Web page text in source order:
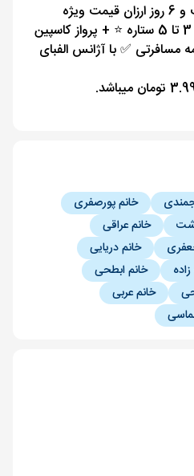
تور ارمنستان از تهران 5 شب و 6 روز ارزان قیمت ویژه
تابستان+ بهترین هتل های 3 تا 5 ستاره ⭐️ + پرواز کاسپین
مسافرتی ✅ با آژانس الفبای
خانم پورصفری
خانم عراقی
خانم دریایی
خانم ابطحی
خانم عربی